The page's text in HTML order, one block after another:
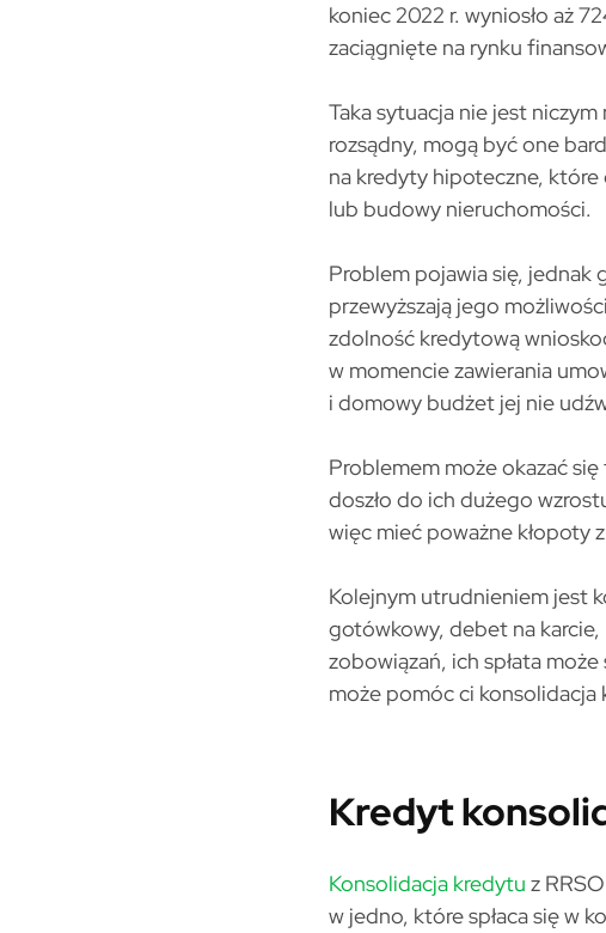
koniec 2022 r. wyniosło aż
zaciągnięte na rynku
Taka sytuacja nie jest
rozsądny, mogą być one
na kredyty hipoteczne,
lub budowy nieruchomości.
Problem pojawia się, jednak
przewyższają jego
zdolność kredytową
w momencie zawierania
i domowy budżet jej nie
Problemem może okazać
doszło do ich dużego
więc mieć poważne kłopoty
Kolejnym utrudnieniem jest
gotówkowy, debet na karcie,
zobowiązań, ich spłata
może pomóc ci konsolidacja
Kredyt
Konsolidacja kredytu z
w jedno, które spłaca się w